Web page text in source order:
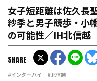
女子短距離は佐久長
紗季と男子競歩・小
の可能性／IH北信越
#インターハイ #北信越
SHARE